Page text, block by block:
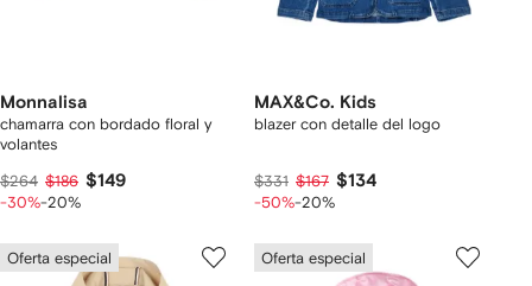
Monnalisa
chamarra con bordado floral y
volantes
$264 $186 $149
-30%-20%
MAX&Co. Kids
blazer con detalle del logo
$331 $167 $134
-50%-20%
Oferta especial Oferta especial